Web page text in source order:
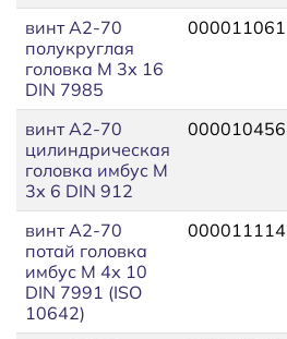
винт A2-70
полукруглая
головка М 3х 16
DIN 7985
000011061
винт A2-70
цилиндрическая
головка имбус М
3х 6 DIN 912
000010456
винт A2-70
потай головка
имбус М 4х 10
DIN 7991 (ISO
10642)
000011114